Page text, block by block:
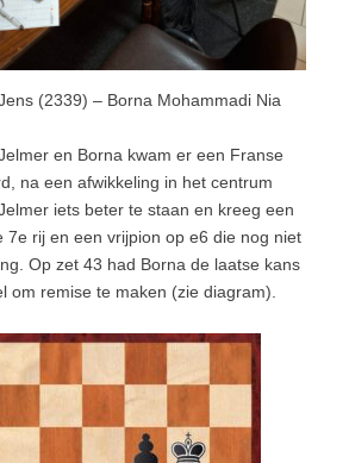
(2339) – Borna Mohammadi Nia
en Borna kwam er een Franse
na een afwikkeling in het centrum
iets beter te staan en kreeg een
7e rij en een vrijpion op e6 die nog niet
Op zet 43 had Borna de laatse kans
om remise te maken (zie diagram).